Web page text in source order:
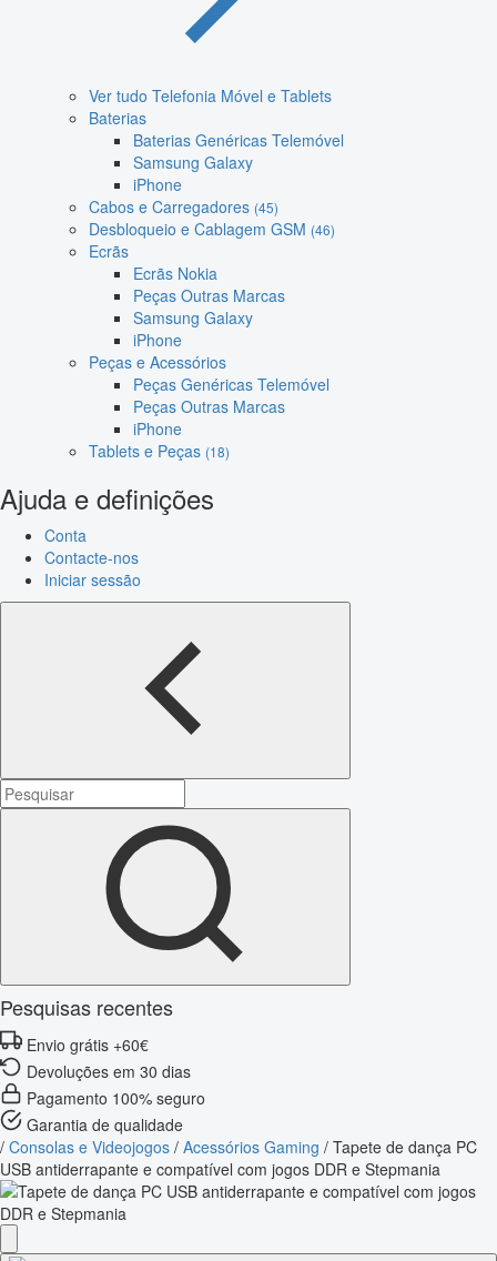
Ver tudo Telefonia Móvel e Tablets
Baterias
Baterias Genéricas Telemóvel
Samsung Galaxy
iPhone
Cabos e Carregadores (45)
Desbloqueio e Cablagem GSM (46)
Ecrãs
Ecrãs Nokia
Peças Outras Marcas
Samsung Galaxy
iPhone
Peças e Acessórios
Peças Genéricas Telemóvel
Peças Outras Marcas
iPhone
Tablets e Peças (18)
Ajuda e definições
Conta
Contacte-nos
Iniciar sessão
Pesquisas recentes
Envio grátis +60€
Devoluções em 30 dias
Pagamento 100% seguro
Garantia de qualidade
/ Consolas e Videojogos / Acessórios Gaming / Tapete de dança PC
USB antiderrapante e compatível com jogos DDR e Stepmania